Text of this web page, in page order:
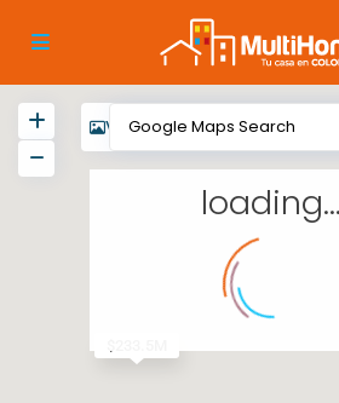
loading...
View My Location